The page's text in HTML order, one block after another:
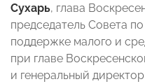
Сухарь, глава
председатель Совета
поддержке малого и
при главе
и генеральный